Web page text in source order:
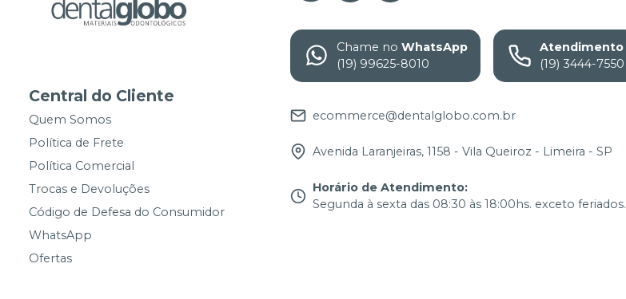
Central do Cliente
Quem Somos
Política de Frete
Política Comercial
Trocas e Devoluções
Código de Defesa do Consumidor
WhatsApp
Ofertas
Chame no WhatsApp
(19) 99625-8010
Atendimento
(19) 3444-7550
ecommerce@dentalglobo.com.br
Avenida Laranjeiras, 1158 - Vila Queiroz - Limeira - SP
Horário de Atendimento:
Segunda à sexta das 08:30 às 18:00hs. exceto feriados.